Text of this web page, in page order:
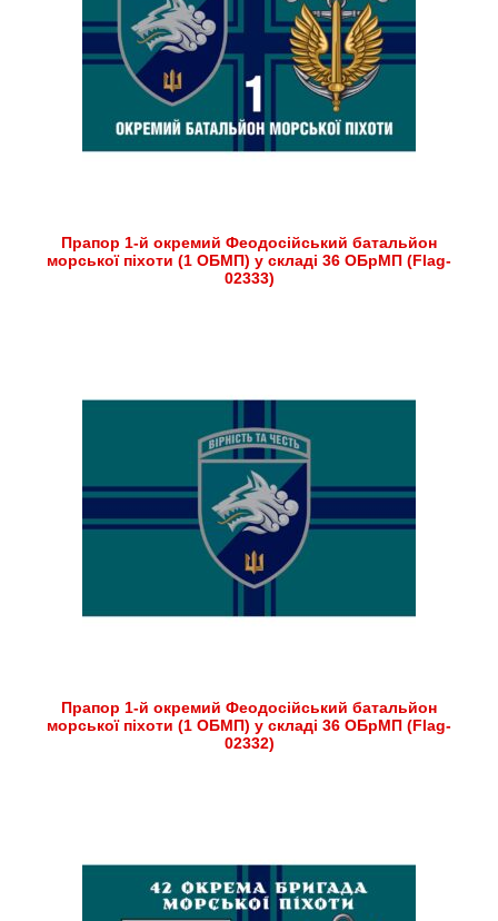
Прапор 1-й окремий Феодосійський батальйон
морської піхоти (1 ОБМП) у складі 36 ОБрМП (Flag-
02333)
Прапор 1-й окремий Феодосійський батальйон
морської піхоти (1 ОБМП) у складі 36 ОБрМП (Flag-
02332)